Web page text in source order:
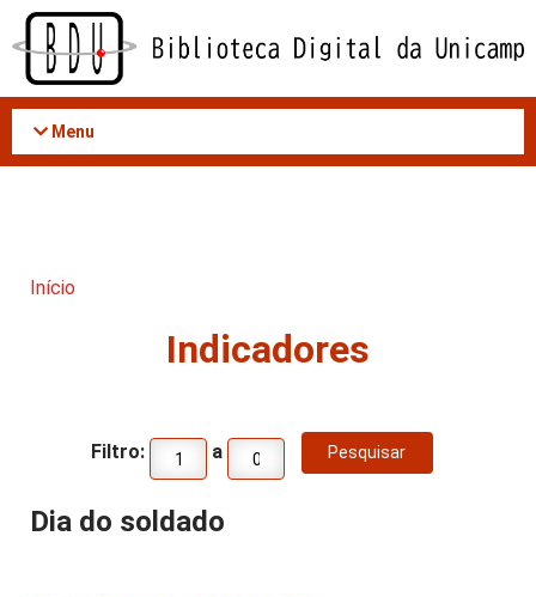
Acessar
conteúdo
Menu
Início
Indicadores
Filtro: a
Dia do soldado